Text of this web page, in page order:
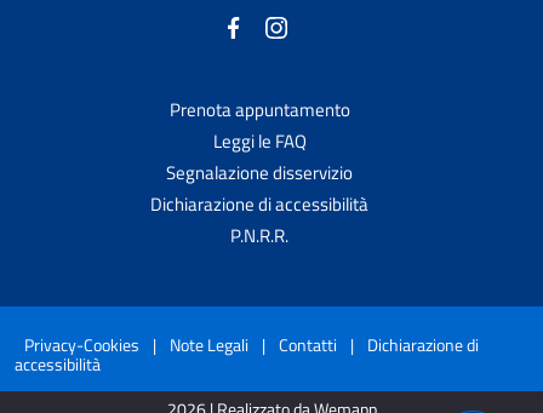
Prenota appuntamento
Leggi le FAQ
Segnalazione disservizio
Dichiarazione di accessibilità
P.N.R.R.
Privacy-Cookies | Note Legali | Contatti | Dichiarazione di
accessibilità